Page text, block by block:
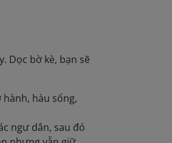
Dọc bờ kè, bạn sẽ
hàu sống,
ngư dân, sau đó